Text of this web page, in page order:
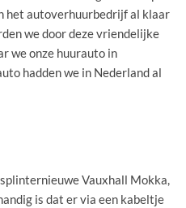
het autoverhuurbedrijf al klaar
we door deze vriendelijke
we onze huurauto in
hadden we in Nederland al
Vauxhall Mokka,
is dat er via een kabeltje